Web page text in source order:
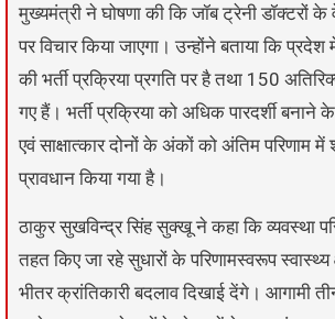
मुख्यमंत्री ने घोषणा की कि जॉब ट्रेनी डॉक्टरों
पर विचार किया जाएगा। उन्होंने बताया कि
की भर्ती प्रक्रिया प्रगति पर है तथा 150
गए हैं। भर्ती प्रक्रिया को अधिक पारदर्शी बनाने के
एवं साक्षात्कार दोनों के अंकों को अंतिम परिणाम
प्रावधान किया गया है।
ठाकुर सुखविन्द्र सिंह सुक्खू ने कहा कि व्यवस्था
तहत किए जा रहे सुधारों के परिणामस्वरूप स्वास्थ्य
भीतर क्रांतिकारी बदलाव दिखाई देंगे। आगामी